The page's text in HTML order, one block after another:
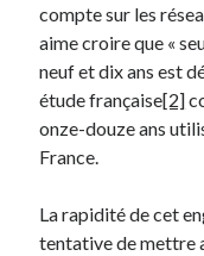
Commentaires
compte sur les
aime croire que «
neuf et dix ans est
étude française[2]
onze-douze ans
France.
La rapidité de cet
tentative de mettre